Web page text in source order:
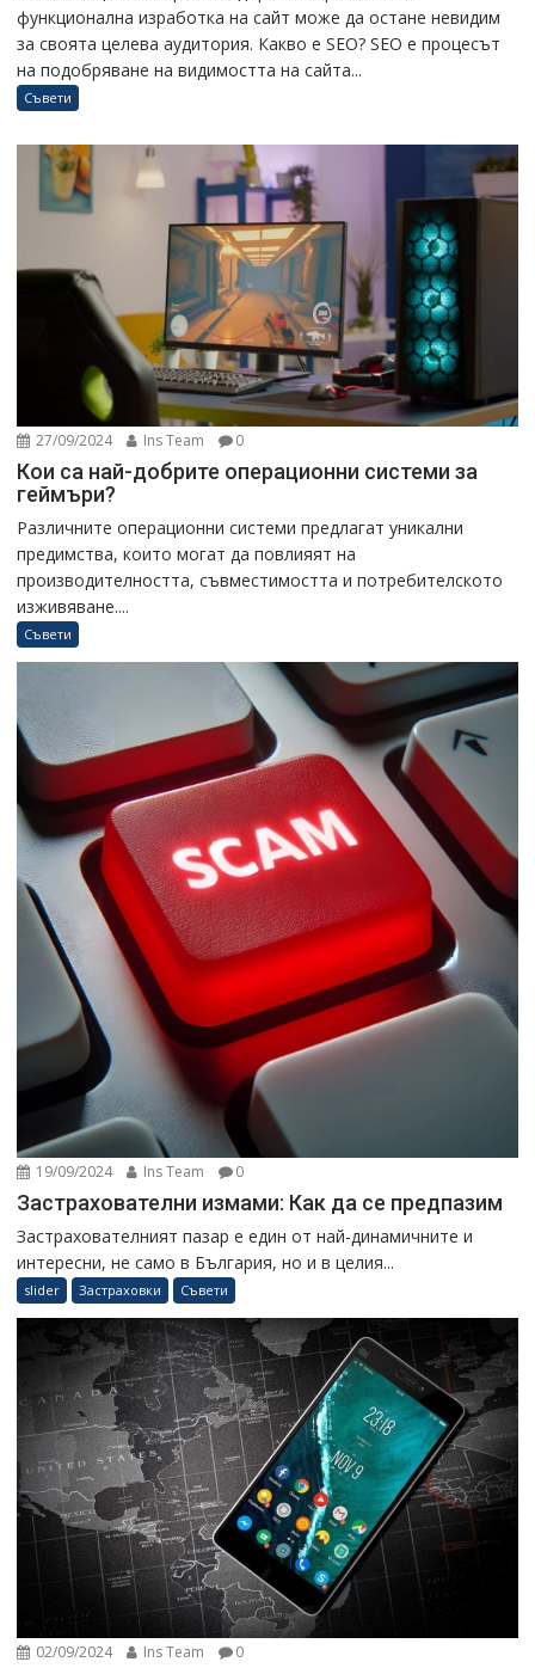
функционална изработка на сайт може да остане невидим
за своята целева аудитория. Какво е SEO? SEO е процесът
на подобряване на видимостта на сайта...
Съвети
27/09/2024 Ins Team 0
Кои са най-добрите операционни системи за
геймъри?
Различните операционни системи предлагат уникални
предимства, които могат да повлияят на
производителността, съвместимостта и потребителското
изживяване....
Съвети
19/09/2024 Ins Team 0
Застрахователни измами: Как да се предпазим
Застрахователният пазар е един от най-динамичните и
интересни, не само в България, но и в целия...
slider Застраховки Съвети
02/09/2024 Ins Team 0